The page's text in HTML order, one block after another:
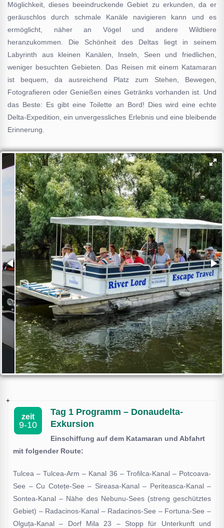
Möglichkeit, dieses beeindruckende Gebiet zu erkunden, da er
geräuschlos durch schmale Kanäle navigieren kann und es
ermöglicht, näher an Vögel und andere Wildtiere
heranzukommen. Die Schönheit des Deltas liegt in seinem
Labyrinth aus kleinen Kanälen, Inseln, Seen und friedlichen,
weniger besuchten Gebieten. Das Reisen mit einem Katamaran
ist bequem, da ausreichend Platz zum Stehen, Bewegen,
Fotografieren oder Genießen eines Getränks vorhanden ist. Und
das Beste: Es gibt eine Toilette an Bord! Dies wird eine echte
Delta-Expedition, ein unvergessliches Erlebnis und eine bleibende
Erinnerung.
zeit
9-10
Tag 1 Programm – Donaudelta-
Exkursion
Einschiffung auf dem Katamaran und Abfahrt
mit folgender Route:
Tulcea – Tulcea-Arm – Kanal 36 – Trofilca-Kanal – Potcoava-
See – Cu Cotețe-See – Sireasa-Kanal – Periteasca-Kanal –
Sontea-Kanal – Nähe des Nebunu-Sees (streng geschütztes
Gebiet) – Radacinos-Kanal – Radacinos-See – Fortuna-See –
Olguța-Kanal – Dorf Mila 23 – Stopp für Unterkunft und